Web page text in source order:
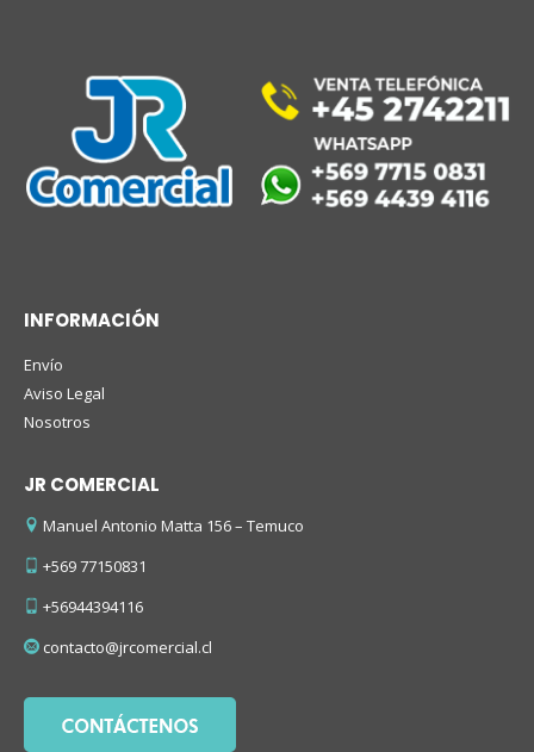
INFORMACIÓN
Envío
Aviso Legal
Nosotros
JR COMERCIAL
Manuel Antonio Matta 156 – Temuco
+569 77150831
+56944394116
contacto@jrcomercial.cl